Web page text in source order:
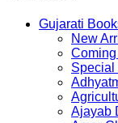
Gujarati
New
Special
Ajayab